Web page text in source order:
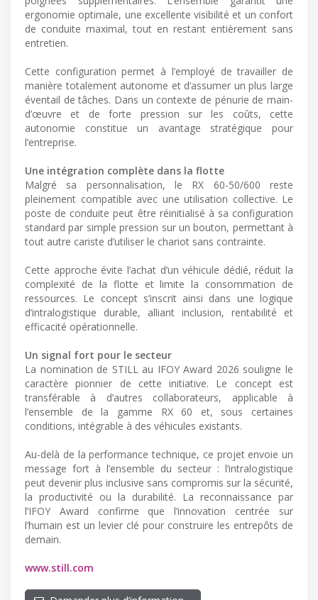
ergonomie optimale, une excellente visibilité et un confort
de conduite maximal, tout en restant entièrement sans
entretien.
Cette configuration permet à l’employé de travailler de
manière totalement autonome et d’assumer un plus large
éventail de tâches. Dans un contexte de pénurie de main-
d’œuvre et de forte pression sur les coûts, cette
autonomie constitue un avantage stratégique pour
l’entreprise.
Une intégration complète dans la flotte
Malgré sa personnalisation, le RX 60-50/600 reste
pleinement compatible avec une utilisation collective. Le
poste de conduite peut être réinitialisé à sa configuration
standard par simple pression sur un bouton, permettant à
tout autre cariste d’utiliser le chariot sans contrainte.
Cette approche évite l’achat d’un véhicule dédié, réduit la
complexité de la flotte et limite la consommation de
ressources. Le concept s’inscrit ainsi dans une logique
d’intralogistique durable, alliant inclusion, rentabilité et
efficacité opérationnelle.
Un signal fort pour le secteur
La nomination de STILL au IFOY Award 2026 souligne le
caractère pionnier de cette initiative. Le concept est
transférable à d’autres collaborateurs, applicable à
l’ensemble de la gamme RX 60 et, sous certaines
conditions, intégrable à des véhicules existants.
Au-delà de la performance technique, ce projet envoie un
message fort à l’ensemble du secteur : l’intralogistique
peut devenir plus inclusive sans compromis sur la sécurité,
la productivité ou la durabilité. La reconnaissance par
l’IFOY Award confirme que l’innovation centrée sur
l’humain est un levier clé pour construire les entrepôts de
demain.
www.still.com